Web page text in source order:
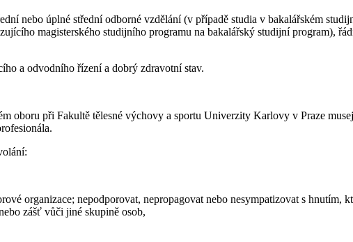
nebo úplné střední odborné vzdělání (v případě studia v bakalářském
magisterského studijního programu na bakalářský studijní program),
a odvodního řízení a dobrý zdravotní stav.
oboru při Fakultě tělesné výchovy a sportu Univerzity Karlovy v Praze
organizace; nepodporovat, nepropagovat nebo nesympatizovat s hnutím,
zášť vůči jiné skupině osob,